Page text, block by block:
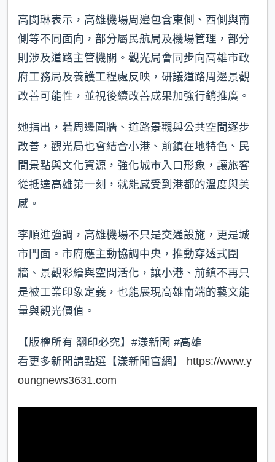
高閔琳表示，高雄機場周邊包含東側、西側與南
側等不同面向，部分屬民航局及機場管理，部分
則涉及道路主管機關。觀光局會同步向高雄市政
府工務局及養護工程處反映，研議道路周邊景觀
改善可能性，並視後續改善成果加強行銷推廣。
她指出，若周邊圍牆、道路景觀與公共空間逐步
改善，觀光局也會結合小港、前鎮在地特色、民
間景點與文化資源，強化城市入口形象，讓旅客
從抵達高雄第一刻，就能感受到港都的溫度與美
感。
李順進強調，高雄機場不只是交通設施，更是城
市門面。市府應主動協調中央，推動穿透式圍
牆、景觀彩繪與空間活化，讓小港、前鎮不再只
是被工業印象定義，也能展現高雄南端的藝文能
量與觀光價值。
【版權所有 翻印必究】#漾新聞 #高雄
看更多新聞請點選【漾新聞官網】 https://www.y
oungnews3631.com